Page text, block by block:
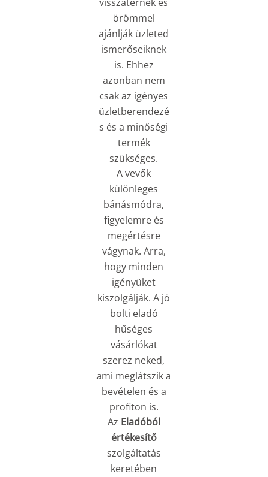
örömmel
ajánlják üzleted
ismerőseiknek
is. Ehhez
azonban nem
csak az igényes
üzletberendezé
s és a minőségi
termék
szükséges.
A vevők
különleges
bánásmódra,
figyelemre és
megértésre
vágynak. Arra,
hogy minden
igényüket
kiszolgálják. A jó
bolti eladó
hűséges
vásárlókat
szerez neked,
ami meglátszik a
bevételen és a
profiton is.
Az Eladóból
értékesítő
szolgáltatás
keretében